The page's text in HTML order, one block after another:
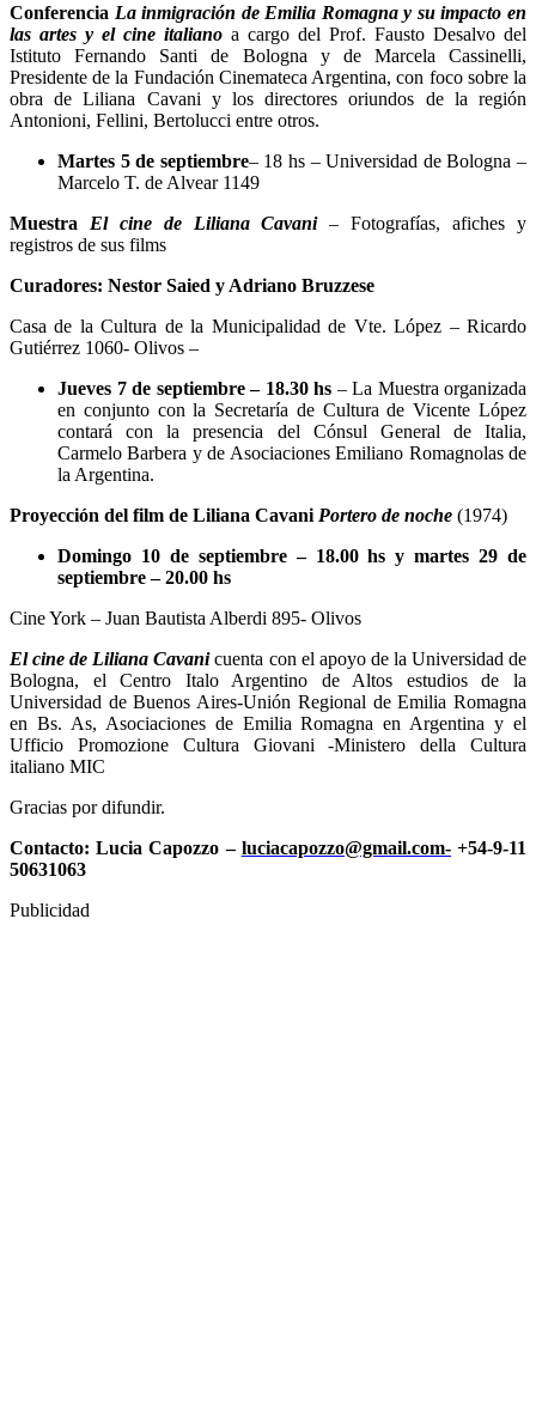
Conferencia La inmigración de Emilia Romagna y su impacto en
las artes y el cine italiano a cargo del Prof. Fausto Desalvo del
Istituto Fernando Santi de Bologna y de Marcela Cassinelli,
Presidente de la Fundación Cinemateca Argentina, con foco sobre la
obra de Liliana Cavani y los directores oriundos de la región
Antonioni, Fellini, Bertolucci entre otros.
Martes 5 de septiembre– 18 hs – Universidad de Bologna –
Marcelo T. de Alvear 1149
Muestra El cine de Liliana Cavani– Fotografías, afiches y
registros de sus films
Curadores: Nestor Saied y Adriano Bruzzese
Casa de la Cultura de la Municipalidad de Vte. López – Ricardo
Gutiérrez 1060- Olivos –
Jueves 7 de septiembre – 18.30 hs – La Muestra organizada
en conjunto con la Secretaría de Cultura de Vicente López
contará con la presencia del Cónsul General de Italia,
Carmelo Barbera y de Asociaciones Emiliano Romagnolas de
la Argentina.
Proyección del film de Liliana Cavani Portero de noche (1974)
Domingo 10 de septiembre – 18.00 hs y martes 29 de
septiembre – 20.00 hs
Cine York – Juan Bautista Alberdi 895- Olivos
El cine de Liliana Cavanicuenta con el apoyo de la Universidad de
Bologna, el Centro Italo Argentino de Altos estudios de la
Universidad de Buenos Aires-Unión Regional de Emilia Romagna
en Bs. As, Asociaciones de Emilia Romagna en Argentina y el
Ufficio Promozione Cultura Giovani -Ministero della Cultura
italiano MIC
Gracias por difundir.
Contacto: Lucia Capozzo – luciacapozzo@gmail.com-+54-9-11
50631063
Publicidad